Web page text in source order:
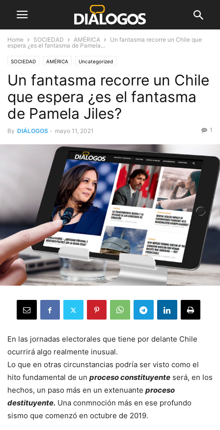
Home SOCIEDAD AMÉRICA
Un fantasma recorre un Chile que
espera ¿es el fantasma de Pamela...
SOCIEDAD AMÉRICA Uncategorized
Un fantasma recorre un Chile
que espera ¿es el fantasma
de Pamela Jiles?
By DIÁLOGOS - mayo 11, 2021 1
En las jornadas electorales que tiene por delante Chile
ocurrirá algo realmente inusual.
Lo que en otras circunstancias podría ser visto como el
hito fundamental de un proceso constituyente será, en los
hechos, un paso más en un extenuante proceso
destituyente. Una conmnoción más en ese profundo
sismo que comenzó en octubre de 2019.